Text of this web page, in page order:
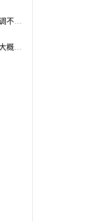
福特福克斯空调不制冷什么故障？福克斯汽空调不制冷的原因
13款polo二手价格多少？13年大众polo二手车大概多少钱